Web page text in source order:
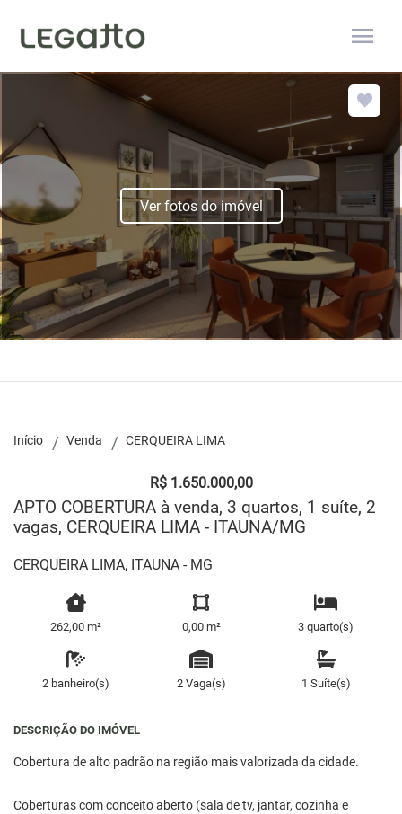
menu
Ver fotos do imóvel
Início Venda CERQUEIRA LIMA
R$ 1.650.000,00
APTO COBERTURA à venda, 3 quartos, 1 suíte, 2
vagas, CERQUEIRA LIMA - ITAUNA/MG
CERQUEIRA LIMA, ITAUNA - MG
262,00 m² 0,00 m² 3 quarto(s)
2 banheiro(s) 2 Vaga(s) 1 Suíte(s)
DESCRIÇÃO DO IMÓVEL
Cobertura de alto padrão na região mais valorizada da cidade.
Coberturas com conceito aberto (sala de tv, jantar, cozinha e